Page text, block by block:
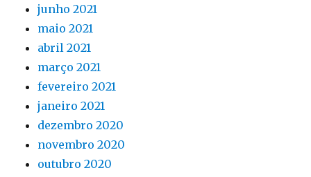
junho 2021
maio 2021
abril 2021
março 2021
fevereiro 2021
janeiro 2021
dezembro 2020
novembro 2020
outubro 2020